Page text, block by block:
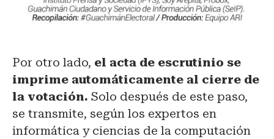
Por otro lado, el acta de escrutinio se
imprime automáticamente al cierre de
la votación. Solo después de este paso,
se transmite, según los expertos en
informática y ciencias de la computación